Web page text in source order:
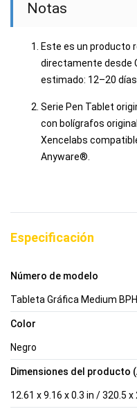
Notas
Este es un producto
directamente desde
estimado: 12–20 días.
Serie Pen Tablet
con bolígrafos
Xencelabs
Anyware®.
Especificación
Número de modelo
Tableta Gráfica Medium
Color
Negro
Dimensiones del producto
12.61 x 9.16 x 0.3 in / 320.5